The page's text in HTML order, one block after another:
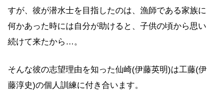
すが、彼が潜水士を目指したのは、漁師である家族に
何かあった時には自分が助けると、子供の頃から思い
続けて来たから…。
そんな彼の志望理由を知った仙崎(伊藤英明)は工藤(伊
藤淳史)の個人訓練に付き合います。